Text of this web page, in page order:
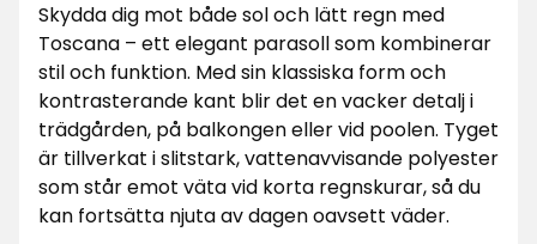
Skydda dig mot både sol och lätt regn med
Toscana – ett elegant parasoll som kombinerar
stil och funktion. Med sin klassiska form och
kontrasterande kant blir det en vacker detalj i
trädgården, på balkongen eller vid poolen. Tyget
är tillverkat i slitstark, vattenavvisande polyester
som står emot väta vid korta regnskurar, så du
kan fortsätta njuta av dagen oavsett väder.